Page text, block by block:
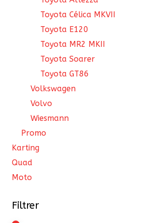
Toyota Célica MKVII
Toyota E120
Toyota MR2 MKII
Toyota Soarer
Toyota GT86
Volkswagen
Volvo
Wiesmann
Promo
Karting
Quad
Moto
Filtrer